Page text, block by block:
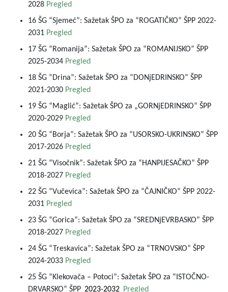
2028 Pregled
16 ŠG “Sjemeć”: Sažetak ŠPO za “ROGATIČKO” ŠPP 2022-
2031 Pregled
17 ŠG “Romanija”: Sažetak ŠPO za “ROMANIJSKO” ŠPP
2025-2034 Pregled
18 ŠG “Drina”: Sažetak ŠPO za “DONjEDRINSKO” ŠPP
2021-2030 Pregled
19 ŠG “Maglić”: Sažetak ŠPO za „GORNjEDRINSKO“ ŠPP
2020-2029 Pregled
20 ŠG “Borja”: Sažetak ŠPO za “USORSKO-UKRINSKO” ŠPP
2017-2026 Pregled
21 ŠG “Visočnik”: Sažetak ŠPO za “HANPIJESAČKO” ŠPP
2018-2027 Pregled
22 ŠG “Vučevica”: Sažetak ŠPO za “ČAJNIČKO” ŠPP 2022-
2031 Pregled
23 ŠG “Gorica”: Sažetak ŠPO za “SREDNjEVRBASKO” ŠPP
2018-2027 Pregled
24 ŠG “Treskavica”: Sažetak ŠPO za “TRNOVSKO” ŠPP
2024-2033 Pregled
25 ŠG “Klekovača – Potoci”: Sažetak ŠPO za “ISTOČNO-
DRVARSKO” ŠPP 2023-2032 Pregled